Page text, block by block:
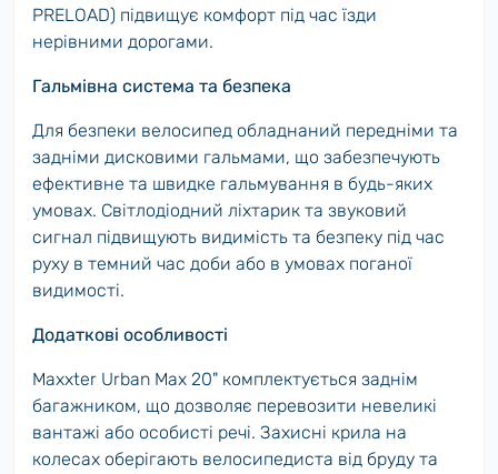
PRELOAD) підвищує комфорт під час їзди
нерівними дорогами.
Гальмівна система та безпека
Для безпеки велосипед обладнаний передніми та
задніми дисковими гальмами, що забезпечують
ефективне та швидке гальмування в будь-яких
умовах. Світлодіодний ліхтарик та звуковий
сигнал підвищують видимість та безпеку під час
руху в темний час доби або в умовах поганої
видимості.
Додаткові особливості
Maxxter Urban Max 20" комплектується заднім
багажником, що дозволяє перевозити невеликі
вантажі або особисті речі. Захисні крила на
колесах оберігають велосипедиста від бруду та